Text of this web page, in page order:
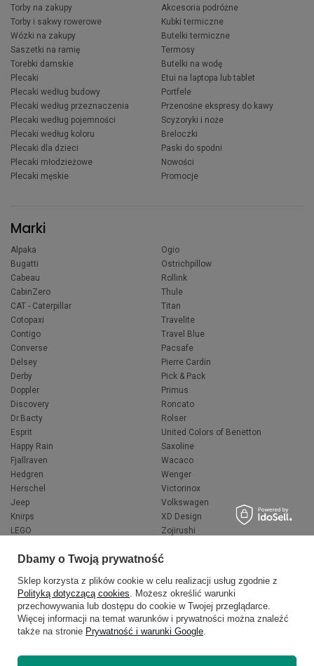
Torby na zakupy
Torby i sakwy rowerowe
Wózki na zakupy
Saszetki na ramię
Torebki damskie
Plecaki
Plecaki według budowy
Plecaki według przeznaczenia
Plecaki według pojemności
Plecaki według koloru
Plecaki dla dzieci
Plecaki młodzieżowe
Plecaki męskie
Akcesoria podróżne
Kubki termiczne
Butelki termiczne
Termosy
Butelki na wodę
Etui na laptopa lub tablet
Portfele
Przenośne ekspresy do kawy
Scyzoryki i noże
Breloczki
Paski do spodni
Nowości
Promocje
Marki
Alpaka
Bugatti
Cabeau
CabinZero
CAT - Caterpillar
Cotopaxi
Contigo
Converse
Delsey
Derby
Doppler
Discovery
Dr.Bacty
Esprit
Happy Rain
Fjallraven
Hedgren
Herschel
Jeep
Knirps
LEGO
National Geographic
Ogio
Ostrichpillow
Rollink
Thule
Titan
Travelite
Travel Blue
Pacsafe
Pierre Cardin
Pick & Pack
Primus
Roncato
Rolser
United Colors of Benetton
Saxoline
Wacaco
Wenger
Victorinox
Volkswagen
XD Design
Zojirushi
VANS
Dbamy o Twoją prywatność
Sklep korzysta z plików cookie w celu realizacji usług zgodnie z
Polityką dotyczącą cookies. Możesz określić warunki
przechowywania lub dostępu do cookie w Twojej przeglądarce.
Więcej informacji na temat warunków i prywatności można znaleźć
także na stronie Prywatność i warunki Google.